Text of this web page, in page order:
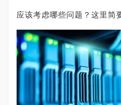
应该考虑哪些问题？这里简